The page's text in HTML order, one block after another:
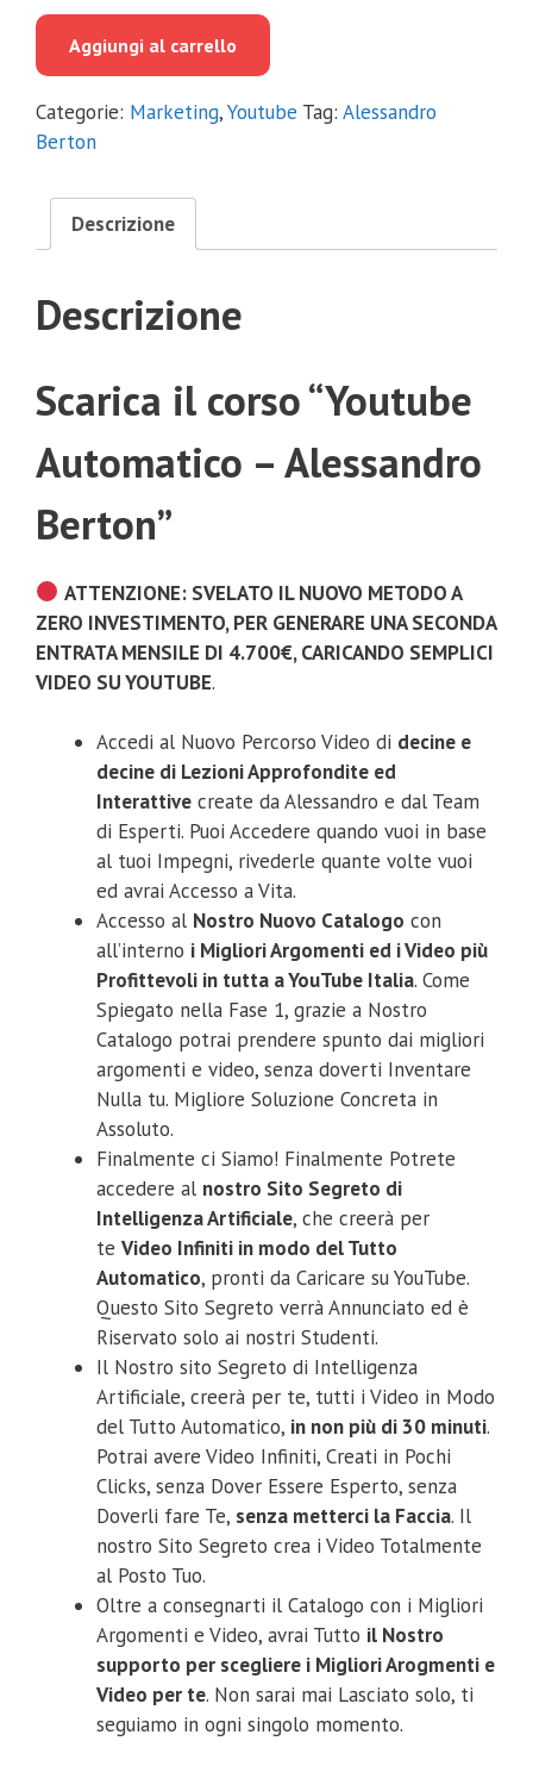
era:
è:
Aggiungi al carrello
Categorie: Marketing,Youtube Tag: Alessandro
Berton
Descrizione
Descrizione
Scarica il corso “Youtube
Automatico – Alessandro
Berton”
ATTENZIONE: SVELATO IL NUOVO METODO A
ZERO INVESTIMENTO, PER GENERARE UNA SECONDA
ENTRATA MENSILE DI 4.700€, CARICANDO SEMPLICI
VIDEO SU YOUTUBE.
Accedi al Nuovo Percorso Video di decine e
decine di Lezioni Approfondite ed
Interattive create da Alessandro e dal Team
di Esperti. Puoi Accedere quando vuoi in base
al tuoi Impegni, rivederle quante volte vuoi
ed avrai Accesso a Vita.
Accesso al Nostro Nuovo Catalogo con
all’interno i Migliori Argomenti ed i Video più
Profittevoli in tutta a YouTube Italia. Come
Spiegato nella Fase 1, grazie a Nostro
Catalogo potrai prendere spunto dai migliori
argomenti e video, senza doverti Inventare
Nulla tu. Migliore Soluzione Concreta in
Assoluto.
Finalmente ci Siamo! Finalmente Potrete
accedere al nostro Sito Segreto di
Intelligenza Artificiale, che creerà per
te Video Infiniti in modo del Tutto
Automatico, pronti da Caricare su YouTube.
Questo Sito Segreto verrà Annunciato ed è
Riservato solo ai nostri Studenti.
Il Nostro sito Segreto di Intelligenza
Artificiale, creerà per te, tutti i Video in Modo
del Tutto Automatico, in non più di 30 minuti.
Potrai avere Video Infiniti, Creati in Pochi
Clicks, senza Dover Essere Esperto, senza
Doverli fare Te, senza metterci la Faccia. Il
nostro Sito Segreto crea i Video Totalmente
al Posto Tuo.
Oltre a consegnarti il Catalogo con i Migliori
Argomenti e Video, avrai Tutto il Nostro
supporto per scegliere i Migliori Arogmenti e
Video per te. Non sarai mai Lasciato solo, ti
seguiamo in ogni singolo momento.